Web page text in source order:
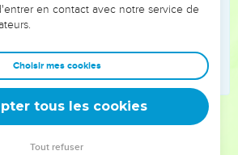
leaders, entrepreneurs, et responsables
plus de sagesse afin que leurs erreurs
Que vous guidiez un ministère, une
ou une famille, leur expérience est faite
en contact avec notre service de
Choisir mes cookies
tous les cookies
Tout refuser